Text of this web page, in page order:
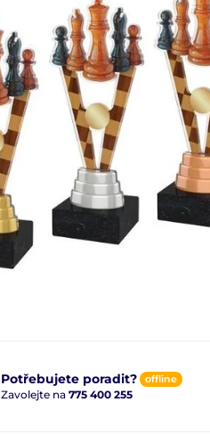
Potřebujete poradit? offline
Zavolejte na 775 400 255